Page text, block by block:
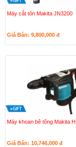
Máy cắt tôn Makita JN3200
Giá Bán: 9,800,000 đ
Máy khoan bê tông Makita
Giá Bán: 10,746,000 đ